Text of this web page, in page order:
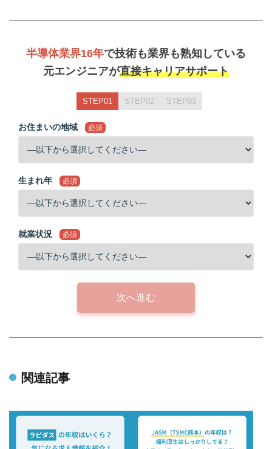
半導体業界16年で技術も業界も熟知している
元エンジニアが直接キャリアサポート
STEP01 STEP02 STEP03
お住まいの地域 必須
生まれ年 必須
就業状況 必須
次へ進む
関連記事